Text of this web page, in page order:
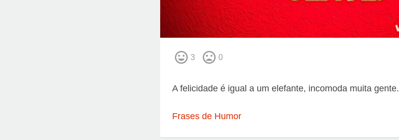
3 0
A felicidade é igual a um elefante, incomoda muita gente.
Frases de Humor